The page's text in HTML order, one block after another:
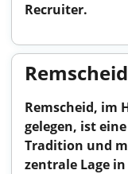
Recruiter.
Remscheid
Remscheid, im
gelegen, ist
Tradition und
zentrale Lage